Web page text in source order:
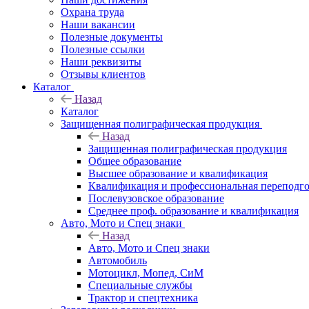
Охрана труда
Наши вакансии
Полезные документы
Полезные ссылки
Наши реквизиты
Отзывы клиентов
Каталог
Назад
Каталог
Защищенная полиграфическая продукция
Назад
Защищенная полиграфическая продукция
Общее образование
Высшее образование и квалификация
Квалификация и профессиональная
Послевузовское образование
Среднее проф. образование и квалификация
Авто, Мото и Спец знаки
Назад
Авто, Мото и Спец знаки
Автомобиль
Мотоцикл, Мопед, СиМ
Специальные службы
Трактор и спецтехника